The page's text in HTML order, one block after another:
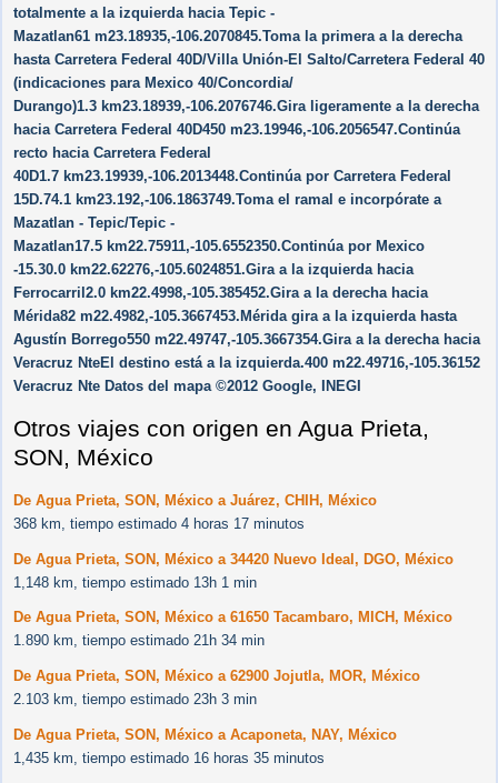
totalmente a la izquierda hacia Tepic -
Mazatlan61 m23.18935,-106.2070845.Toma la primera a la derecha
hasta Carretera Federal 40D/​Villa Unión-El Salto/​Carretera Federal 40
(indicaciones para Mexico 40/​Concordia/​
Durango)1.3 km23.18939,-106.2076746.Gira ligeramente a la derecha
hacia Carretera Federal 40D450 m23.19946,-106.2056547.Continúa
recto hacia Carretera Federal
40D1.7 km23.19939,-106.2013448.Continúa por Carretera Federal
15D.74.1 km23.192,-106.1863749.Toma el ramal e incorpórate a
Mazatlan - Tepic/​Tepic -
Mazatlan17.5 km22.75911,-105.6552350.Continúa por Mexico
-15.30.0 km22.62276,-105.6024851.Gira a la izquierda hacia
Ferrocarril2.0 km22.4998,-105.385452.Gira a la derecha hacia
Mérida82 m22.4982,-105.3667453.Mérida gira a la izquierda hasta
Agustín Borrego550 m22.49747,-105.3667354.Gira a la derecha hacia
Veracruz NteEl destino está a la izquierda.400 m22.49716,-105.36152
Veracruz Nte Datos del mapa ©2012 Google, INEGI
Otros viajes con origen en Agua Prieta,
SON, México
De Agua Prieta, SON, México a Juárez, CHIH, México
368 km, tiempo estimado 4 horas 17 minutos
De Agua Prieta, SON, México a 34420 Nuevo Ideal, DGO, México
1,148 km, tiempo estimado 13h 1 min
De Agua Prieta, SON, México a 61650 Tacambaro, MICH, México
1.890 km, tiempo estimado 21h 34 min
De Agua Prieta, SON, México a 62900 Jojutla, MOR, México
2.103 km, tiempo estimado 23h 3 min
De Agua Prieta, SON, México a Acaponeta, NAY, México
1,435 km, tiempo estimado 16 horas 35 minutos